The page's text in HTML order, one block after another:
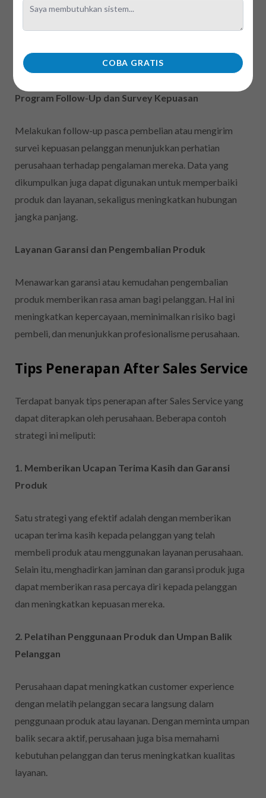
COBA GRATIS
memaksimalkan manfaat produk. Layanan ini
meningkatkan kepuasan sekaligus mengurangi potensi
pelanggan.
Program Follow-Up dan Survey Kepuasan
Melakukan follow-up pasca pembelian atau mengirim
survei kepuasan pelanggan menunjukkan perhatian
perusahaan terhadap pengalaman mereka. Data yang
dikumpulkan juga dapat digunakan untuk memperbaiki
produk dan layanan, sekaligus meningkatkan hubungan
jangka panjang.
Layanan Garansi dan Pengembalian Produk
Menawarkan garansi atau kemudahan pengembalian
produk memberikan rasa aman bagi pelanggan. Hal ini
meningkatkan kepercayaan, meminimalkan risiko bagi
pembeli, dan menunjukkan profesionalisme perusahaan.
Tips Penerapan After Sales Service
Terdapat banyak tips penerapan after Sales Service yang
dapat diterapkan oleh perusahaan. Beberapa contoh
strategi ini meliputi:
1. Memberikan Ucapan Terima Kasih dan Garansi
Produk
Satu strategi yang efektif adalah dengan memberikan
ucapan terima kasih kepada pelanggan yang telah
membeli produk atau menggunakan layanan perusahaan.
Selain itu, menghadirkan jaminan dan garansi produk juga
dapat memberikan rasa percaya diri kepada pelanggan
dan meningkatkan kepuasan mereka.
2. Pelatihan Penggunaan Produk dan Umpan Balik
Pelanggan
Perusahaan dapat meningkatkan customer experience
dengan melatih pelanggan secara langsung dalam
penggunaan produk atau layanan. Dengan meminta umpan
balik secara aktif, perusahaan juga bisa memahami
kebutuhan pelanggan dan terus meningkatkan kualitas
layanan.